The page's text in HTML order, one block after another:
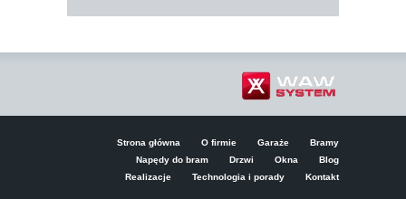
Strona główna O firmie Garaże
Bramy
Napędy do bram
Drzwi Okna
Blog
Realizacje
Technologia i porady Kontakt